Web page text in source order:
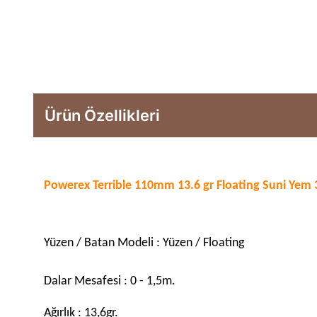
Ürün Özellikleri
Powerex Terrible 110mm 13.6 gr Floating Suni Yem
Yüzen / Batan Modeli : Yüzen / Floating
Dalar Mesafesi : 0 - 1,5m.
Ağırlık : 13,6gr.